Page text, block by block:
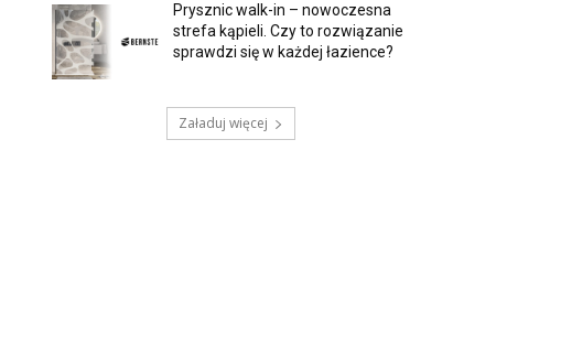
Prysznic walk-in – nowoczesna
strefa kąpieli. Czy to rozwiązanie
sprawdzi się w każdej łazience?
Załaduj więcej